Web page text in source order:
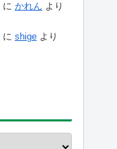
に かれん より
に shige より